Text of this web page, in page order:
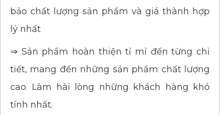
bảo chất lượng sản phẩm và giá thành hợp
lý nhất
⇒ Sản phẩm hoàn thiện tỉ mỉ đến từng chi
tiết, mang đến những sản phẩm chất lượng
cao. Làm hài lòng những khách hàng khó
tính nhất.